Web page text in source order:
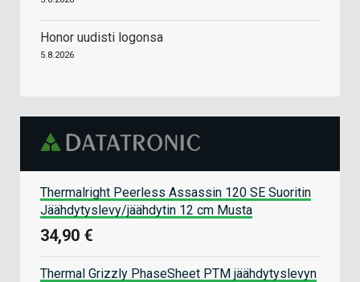
Honor uudisti logonsa
5.8.2026
Thermalright Peerless Assassin 120 SE Suoritin
Jäähdytyslevy/jäähdytin 12 cm Musta
34,90 €
Thermal Grizzly PhaseSheet PTM jäähdytyslevyn